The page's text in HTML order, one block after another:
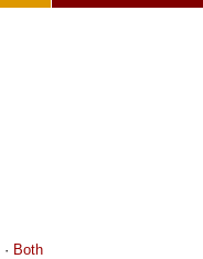
· Both